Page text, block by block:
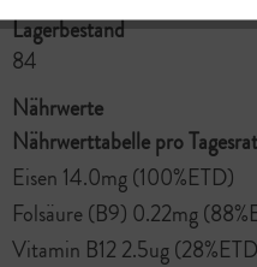
Lagerbestand
84
Nährwerte
Nährwerttabelle pro
Eisen 14.0mg (100%ETD)
Folsäure (B9) 0.22mg
Vitamin B12 2.5ug